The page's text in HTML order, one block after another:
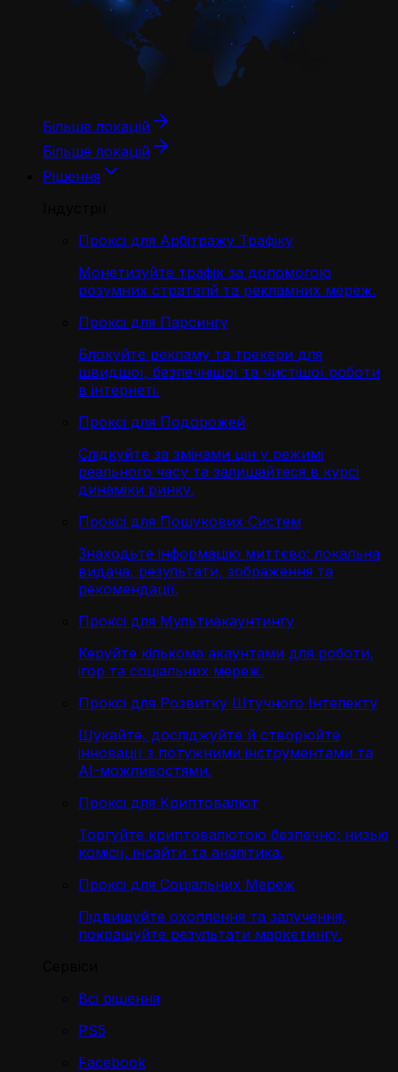
Більше локацій
Більше локацій
Рішення
Проксі для Арбітражу Трафіку
Монетизуйте трафік за допомогою
розумних стратегій та рекламних мереж.
Проксі для Парсингу
Блокуйте рекламу та трекери для
швидшої, безпечнішої та чистішої роботи
в інтернеті.
Проксі для Подорожей
Слідкуйте за змінами цін у режимі
реального часу та залишайтеся в курсі
динаміки ринку.
Проксі для Пошукових Систем
Знаходьте інформацію миттєво: локальна
видача, результати, зображення та
рекомендації.
Проксі для Мультиакаунтингу
Керуйте кількома акаунтами для роботи,
ігор та соціальних мереж.
Проксі для Розвитку Штучного Інтелекту
Шукайте, досліджуйте й створюйте
інновації з потужними інструментами та
AI-можливостями.
Проксі для Криптовалют
Торгуйте криптовалютою безпечно: низькі
комісії, інсайти та аналітика.
Проксі для Соціальних Мереж
Підвищуйте охоплення та залучення,
покращуйте результати маркетингу.
Всі рішення
PS5
Facebook